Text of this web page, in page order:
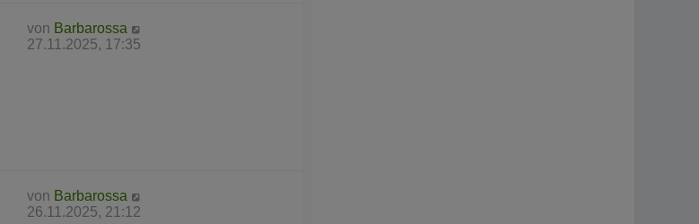
von Barbarossa
27.11.2025, 17:35
von Barbarossa
26.11.2025, 21:12